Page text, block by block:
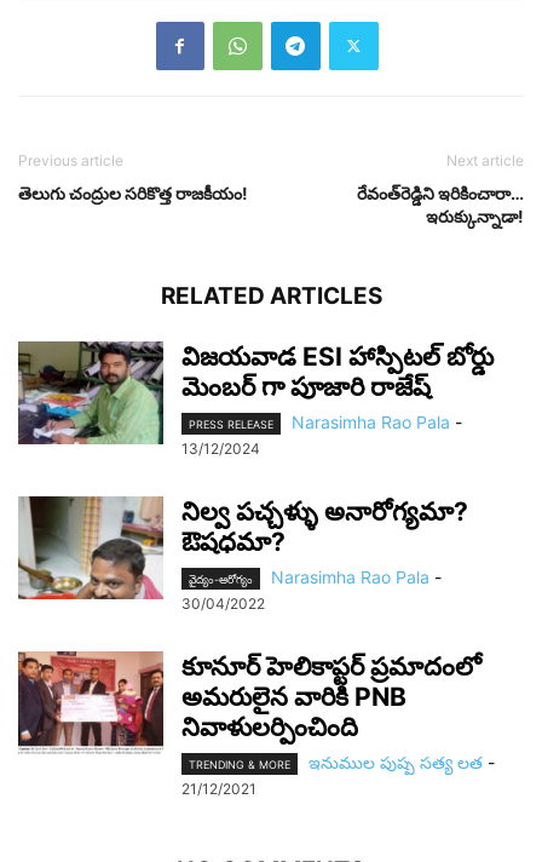
Previous article
తెలుగు చంద్రుల స‌రికొత్త రాజ‌కీయం!
Next article
రేవంత్‌రెడ్డిని ఇరికించారా…
ఇరుక్కున్నాడా!
RELATED ARTICLES
విజయవాడ ESI హాస్పిటల్ బోర్డు
మెంబర్ గా పూజారి రాజేష్
PRESS RELEASE Narasimha Rao Pala -
13/12/2024
నిల్వ పచ్చళ్ళు అనారోగ్యమా?
ఔషధమా?
వైద్యం-ఆరోగ్యం Narasimha Rao Pala -
30/04/2022
కూనూర్ హెలికాప్టర్ ప్రమాదంలో
అమరులైన వారికి PNB
నివాళులర్పించింది
TRENDING & MORE ఇనుముల పుష్ప సత్య లత -
21/12/2021